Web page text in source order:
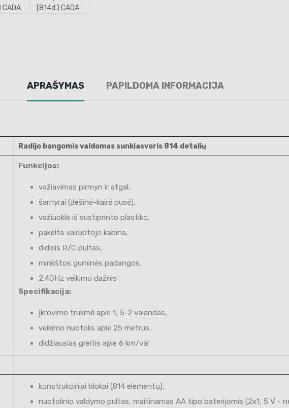
APRAŠYMAS PAPILDOMA INFORMACIJA
Radijo bangomis valdomas sunkiasvoris 814 detalių
Funkcijos:
važiavimas pirmyn ir atgal,
šarnyrai (dešinė-kairė pusė),
važiuoklė iš sustiprinto plastiko,
pakelta vairuotojo kabina,
didelis R/C pultas,
minkštos guminės padangos,
2.4GHz veikimo dažnis
Specifikacija:
įkrovimo trukmė apie 1, 5-2 valandas,
veikimo nuotolis apie 25 metrus,
didžiausias greitis apie 6 km/val
konstrukciniai blokai (814 elementų),
nuotolinio valdymo pultas, maitinamas AA tipo baterijomis (2x1, 5 V -